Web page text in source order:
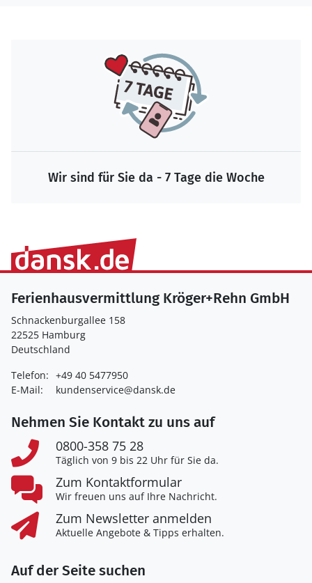
Wir sind für Sie da - 7 Tage die Woche
Ferienhausvermittlung Kröger+Rehn GmbH
Schnackenburgallee 158
22525 Hamburg
Deutschland
Telefon: +49 40 5477950
E-Mail:
kundenservice@dansk.de
Nehmen Sie Kontakt zu uns auf
0800-358 75 28
Täglich von 9 bis 22 Uhr für Sie da.
Zum Kontaktformular
Wir freuen uns auf Ihre Nachricht.
Zum Newsletter anmelden
Aktuelle Angebote & Tipps erhalten.
Auf der Seite suchen